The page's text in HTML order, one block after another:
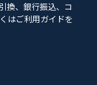
換、銀行振込、コ
はご利用ガイドを